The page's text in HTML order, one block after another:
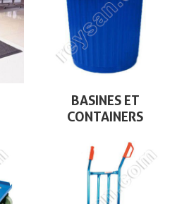
BASINES ET
CONTAINERS